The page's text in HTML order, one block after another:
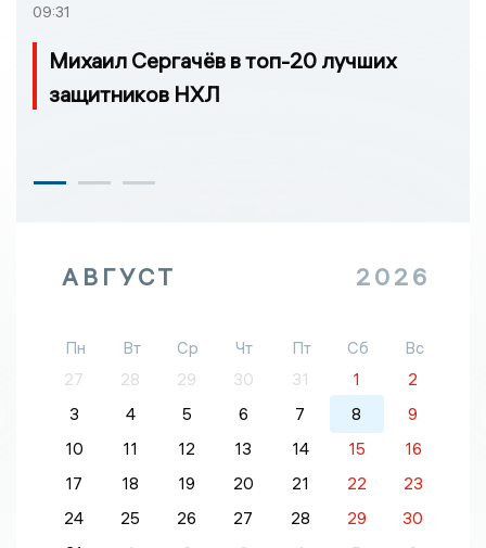
09:31
Михаил Сергачёв в топ-20 лучших
защитников НХЛ
АВГУСТ 2026
Пн Вт Ср Чт Пт Сб
Вс
27
28 29 30 31 1
2
3
4 5 6 7 8
9
10
11 12 13 14 15
16
17
18 19 20 21 22
23
24
25 26 27 28 29
30